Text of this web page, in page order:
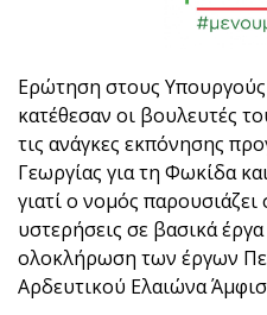
Ερώτηση στους Υπουργούς
κατέθεσαν οι βουλευτές
τις ανάγκες εκπόνησης
Γεωργίας για τη Φωκίδα
γιατί ο νομός
υστερήσεις σε βασικά
ολοκλήρωση των έργων
Αρδευτικού Ελαιώνα